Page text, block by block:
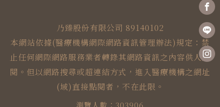
乃臻股份有限公司 89140102
本網站依據(醫療機構網際網路資訊管理辦法)規定：禁
止任何網際網路服務業者轉錄其網路資訊之內容供人點
閱。但以網路搜尋或超連結方式，進入醫療機構之網址
(域)直接點閱者，不在此限。
瀏覽人數：303906